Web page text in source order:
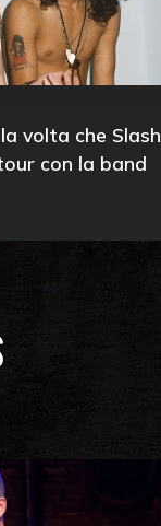
volta che Slash
con la band